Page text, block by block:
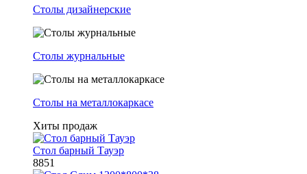
Столы дизайнерские
Столы журнальные
Столы на металлокаркасе
Хиты продаж
Стол барный Тауэр
8851